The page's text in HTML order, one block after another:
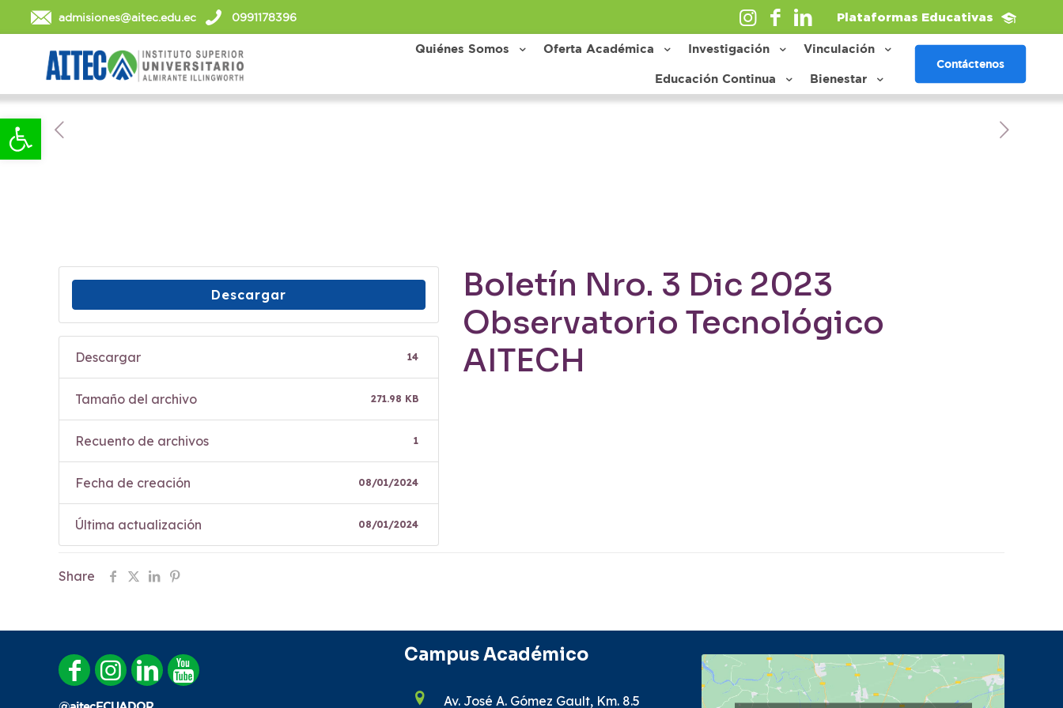
Abrir barra de herramientas
admisiones@aitec.edu.ec 0991178396 Plataformas Educativas
Quiénes Somos Oferta Académica Investigación Vinculación
Educación Continua Bienestar
Contáctenos
Descargar
Descargar 14
Tamaño del archivo 271.98 KB
Recuento de archivos 1
Fecha de creación 08/01/2024
Última actualización 08/01/2024
Boletín Nro. 3 Dic 2023
Observatorio Tecnológico
AITECH
Share
Campus Académico
Av. José A. Gómez Gault, Km. 8.5